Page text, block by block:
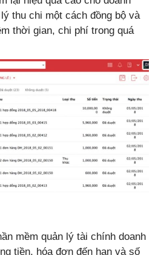
thu chi một cách đồng bộ và
thời gian, chi phí trong quá
mềm quản lý tài chính doanh
tiền, hóa đơn đến hạn và số